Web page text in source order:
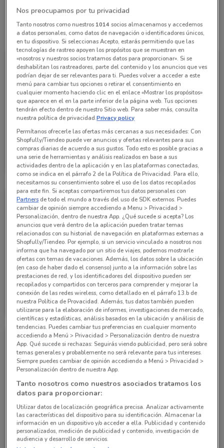
Todas las ofertas de esta tienda
Nissan
Caduca el 05/08 1.1 km
NUEVO
Nissan
Caduca el 05/08 1.1 km
Nissan
Caduca el 05/08 1.1 km
NUEVO
Nissan
Nos preocupamos por tu privacidad
Tanto nosotros como nuestros 1014socios almacenamos y accedemos
a datos personales, como datos de navegación o identificadores únicos,
en tu dispositivo. Si seleccionas Acepto, estarás permitiendo que las
tecnologías de rastreo apoyen los propósitos que se muestran en
«nosotros y nuestros socios tratamos datos para proporcionar». Si se
deshabilitan los rastreadores, parte del contenido y los anuncios que ves
podrían dejar de ser relevantes para ti. Puedes volver a acceder a este
menú para cambiar tus opciones o retirar el consentimiento en
cualquier momento haciendo clic en el enlace «Mostrar los propósitos»
que aparece en el en la parte inferior de la página web. Tus opciones
tendrán efecto dentro de nuestro Sitio web. Para saber más, consulta
nuestra política de privacidad.Privacy policy
Permítanos ofrecerle las ofertas más cercanas a sus necesidades: Con
Shopfully/Tiendeo puede ver anuncios y ofertas relevantes para sus
compras diarias de acuerdo a sus gustos. Todo esto es posible gracias a
una serie de herramientas y análisis realizados en base a sus
actividades dentro de la aplicación y en las plataformas conectadas,
como se indica en el párrafo 2 de la Política de Privacidad. Para ello,
necesitamos su consentimiento sobre el uso de los datos recopilados
para este fin. Si aceptas compartiremos tus datos personales con
Partners de todo el mundo a través del uso de SDK externos. Puedes
cambiar de opinión siempre accediendo a Menu > Privacidad >
Personalización, dentro de nuestra App. ¿Qué sucede si acepta? Los
anuncios que verá dentro de la aplicación pueden tratar temas
relacionados con su historial de navegación en plataformas externas a
Shopfully/Tiendeo. Por ejemplo, si un servicio vinculado a nosotros nos
informa que ha navegado por un sitio de viajes, podemos mostrarle
ofertas con temas de vacaciones. Además, los datos sobre la ubicación
(en caso de haber dado el consenso) junto a la información sobre las
prestaciones de red, y los identificadores del dispositivo pueden ser
recopilados y compartidos con terceros para comprender y mejorar la
conexión de las redes wireless, como detallado en el párrafo 13.b de
nuestra Política de Provacidad. Además, tus datos también pueden
utilizarse para la elaboración de informes, investigaciones de mercado,
científicas y estadísticas, análisis basados en la ubicación y análisis de
tendencias. Puedes cambiar tus preferencias en cualquier momento
accediendo a Menú > Privacidad > Personalización dentro de nuestra
App. Qué sucede si rechazas: Seguirás viendo publicidad, pero será sobre
temas generales y probablemente no será relevante para tus intereses.
Siempre puedes cambiar de opinión accediendo a Menú > Privacidad >
Personalización dentro de nuestra App.
Tanto nosotros como nuestros asociados tratamos los
datos para proporcionar:
Utilizar datos de localización geográfica precisa. Analizar activamente
las características del dispositivo para su identificación. Almacenar la
información en un dispositivo y/o acceder a ella. Publicidad y contenido
personalizados, medición de publicidad y contenido, investigación de
audiencia y desarrollo de servicios.